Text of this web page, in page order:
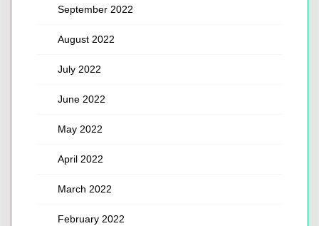
September 2022
August 2022
July 2022
June 2022
May 2022
April 2022
March 2022
February 2022